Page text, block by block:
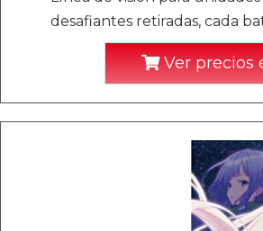
desafiantes retiradas, cada
Ver precios